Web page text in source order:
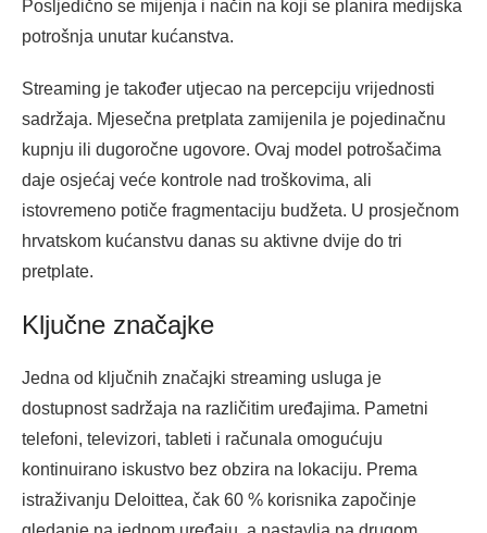
Posljedično se mijenja i način na koji se planira medijska
potrošnja unutar kućanstva.
Streaming je također utjecao na percepciju vrijednosti
sadržaja. Mjesečna pretplata zamijenila je pojedinačnu
kupnju ili dugoročne ugovore. Ovaj model potrošačima
daje osjećaj veće kontrole nad troškovima, ali
istovremeno potiče fragmentaciju budžeta. U prosječnom
hrvatskom kućanstvu danas su aktivne dvije do tri
pretplate.
Ključne značajke
Jedna od ključnih značajki streaming usluga je
dostupnost sadržaja na različitim uređajima. Pametni
telefoni, televizori, tableti i računala omogućuju
kontinuirano iskustvo bez obzira na lokaciju. Prema
istraživanju Deloittea, čak 60 % korisnika započinje